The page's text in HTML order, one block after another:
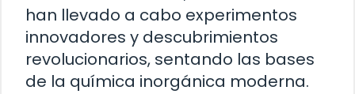
han llevado a cabo experimentos
innovadores y descubrimientos
revolucionarios, sentando las bases
de la química inorgánica moderna.